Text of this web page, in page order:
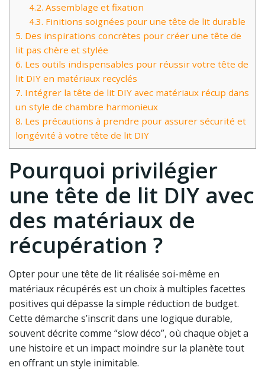
4.2. Assemblage et fixation
4.3. Finitions soignées pour une tête de lit durable
5. Des inspirations concrètes pour créer une tête de
lit pas chère et stylée
6. Les outils indispensables pour réussir votre tête de
lit DIY en matériaux recyclés
7. Intégrer la tête de lit DIY avec matériaux récup dans
un style de chambre harmonieux
8. Les précautions à prendre pour assurer sécurité et
longévité à votre tête de lit DIY
Pourquoi privilégier
une tête de lit DIY avec
des matériaux de
récupération ?
Opter pour une tête de lit réalisée soi-même en
matériaux récupérés est un choix à multiples facettes
positives qui dépasse la simple réduction de budget.
Cette démarche s’inscrit dans une logique durable,
souvent décrite comme “slow déco”, où chaque objet a
une histoire et un impact moindre sur la planète tout
en offrant un style inimitable.